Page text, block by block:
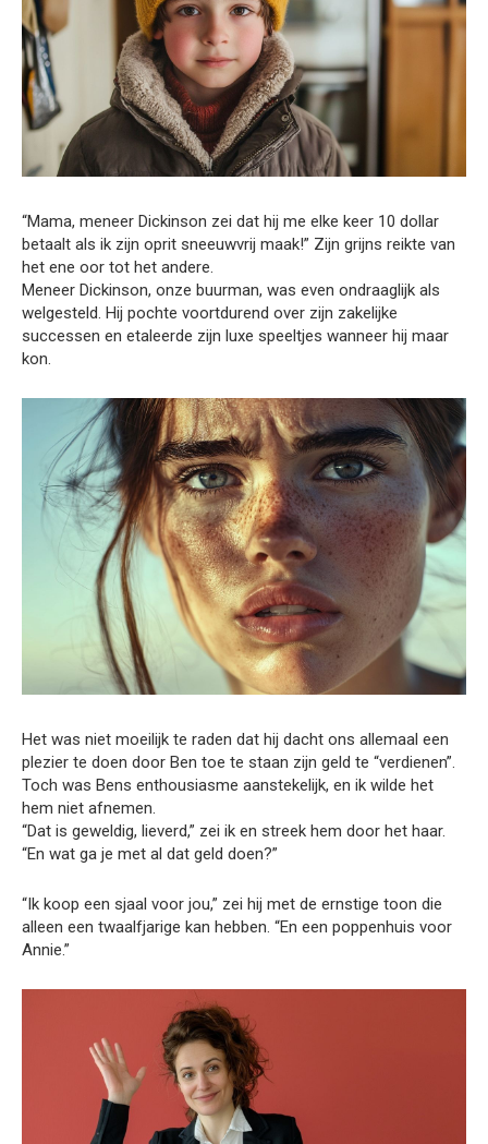
“Mama, meneer Dickinson zei dat hij me elke keer 10 dollar
betaalt als ik zijn oprit sneeuwvrij maak!” Zijn grijns reikte van
het ene oor tot het andere.
Meneer Dickinson, onze buurman, was even ondraaglijk als
welgesteld. Hij pochte voortdurend over zijn zakelijke
successen en etaleerde zijn luxe speeltjes wanneer hij maar
kon.
Het was niet moeilijk te raden dat hij dacht ons allemaal een
plezier te doen door Ben toe te staan zijn geld te “verdienen”.
Toch was Bens enthousiasme aanstekelijk, en ik wilde het
hem niet afnemen.
“Dat is geweldig, lieverd,” zei ik en streek hem door het haar.
“En wat ga je met al dat geld doen?”
“Ik koop een sjaal voor jou,” zei hij met de ernstige toon die
alleen een twaalfjarige kan hebben. “En een poppenhuis voor
Annie.”